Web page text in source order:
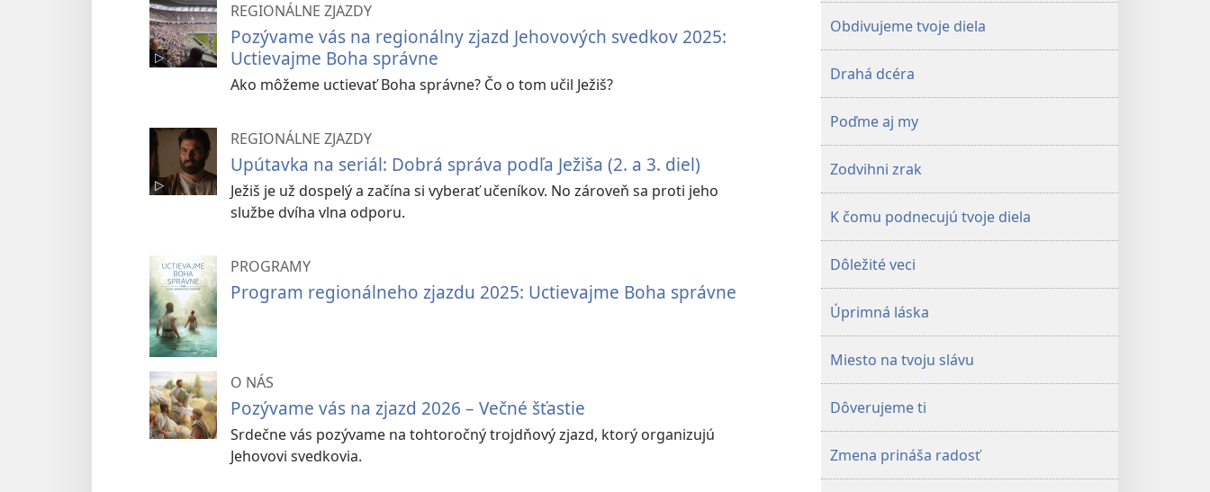
REGIONÁLNE ZJAZDY
Pozývame vás na regionálny zjazd Jehovových svedkov 2025:
Uctievajme Boha správne
Ako môžeme uctievať Boha správne? Čo o tom učil Ježiš?
REGIONÁLNE ZJAZDY
Upútavka na seriál: Dobrá správa podľa Ježiša (2. a 3. diel)
Ježiš je už dospelý a začína si vyberať učeníkov. No zároveň sa proti jeho
službe dvíha vlna odporu.
PROGRAMY
Program regionálneho zjazdu 2025: Uctievajme Boha správne
O NÁS
Pozývame vás na zjazd 2026 – Večné šťastie
Srdečne vás pozývame na tohtoročný trojdňový zjazd, ktorý organizujú
Jehovovi svedkovia.
Obdivujeme tvoje diela
Drahá dcéra
Poďme aj my
Zodvihni zrak
K čomu podnecujú tvoje diela
Dôležité veci
Úprimná láska
Miesto na tvoju slávu
Dôverujeme ti
Zmena prináša radosť